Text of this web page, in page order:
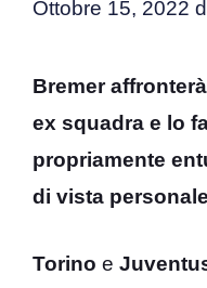
Ottobre 15, 2022
Bremer
ex squadra e lo
propriamente
di vista
Torino e